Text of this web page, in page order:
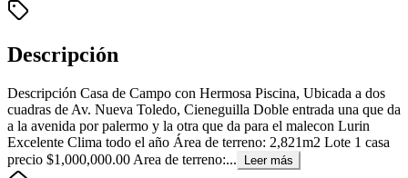
Descripción
Descripción Casa de Campo con Hermosa Piscina, Ubicada a dos
cuadras de Av. Nueva Toledo, Cieneguilla Doble entrada una que da
a la avenida por palermo y la otra que da para el malecon Lurin
Excelente Clima todo el año Área de terreno: 2,821m2 Lote 1 casa
precio $1,000,000.00 Area de terreno:...
Leer más